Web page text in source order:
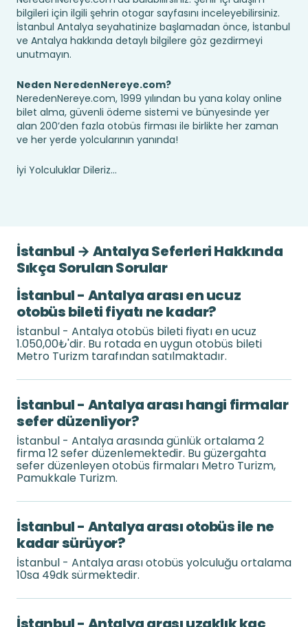
bilgileri için ilgili şehrin otogar sayfasını inceleyebilirsiniz.
İstanbul Antalya seyahatinize başlamadan önce, İstanbul
ve Antalya hakkında detaylı bilgilere göz gezdirmeyi
unutmayın.
Neden NeredenNereye.com?
NeredenNereye.com, 1999 yılından bu yana kolay online
bilet alma, güvenli ödeme sistemi ve bünyesinde yer
alan 200’den fazla otobüs firması ile birlikte her zaman
ve her yerde yolcularının yanında!
İyi Yolculuklar Dileriz...
İstanbul → Antalya Seferleri Hakkında
Sıkça Sorulan Sorular
İstanbul - Antalya arası en ucuz
otobüs bileti fiyatı ne kadar?
İstanbul - Antalya otobüs bileti fiyatı en ucuz
1.050,00₺'dir. Bu rotada en uygun otobüs bileti
Metro Turizm tarafından satılmaktadır.
İstanbul - Antalya arası hangi firmalar
sefer düzenliyor?
İstanbul - Antalya arasında günlük ortalama 2
firma 12 sefer düzenlemektedir. Bu güzergahta
sefer düzenleyen otobüs firmaları Metro Turizm,
Pamukkale Turizm.
İstanbul - Antalya arası otobüs ile ne
kadar sürüyor?
İstanbul - Antalya arası otobüs yolculuğu ortalama
10sa 49dk sürmektedir.